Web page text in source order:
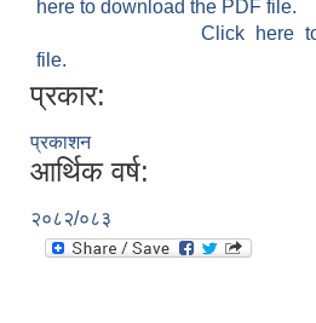
here to download the PDF file.
Click here
file.
प्रकार:
प्रकाशन
आर्थिक वर्ष:
२०८२/०८३